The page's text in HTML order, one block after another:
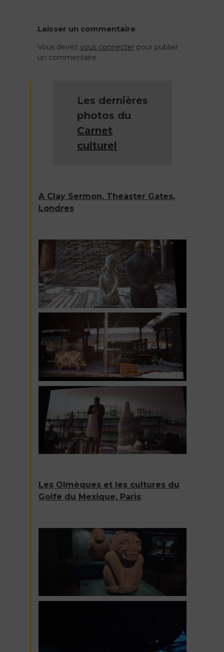
Laisser un commentaire
Vous devez vous connecterpour publier
un commentaire.
Les dernières
photos du
Carnet
culturel
A Clay Sermon, Theaster Gates,
Londres
Les Olmèques et les cultures du
Golfe du Mexique, Paris